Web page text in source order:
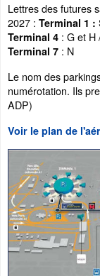
Lettres des futures
2027 : Terminal 1 :
Terminal 4 : G et H
Terminal 7 : N
Le nom des
numérotation. Ils
ADP)
Voir le plan de